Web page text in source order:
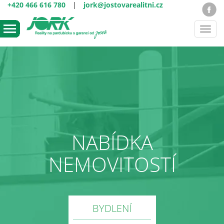
+420 466 616 780 | jork@jostovarealitni.cz
NABÍDKA
NEMOVITOSTÍ
BYDLENÍ